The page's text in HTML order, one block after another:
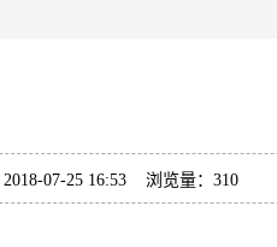
07-25 16:53 浏览量： 310